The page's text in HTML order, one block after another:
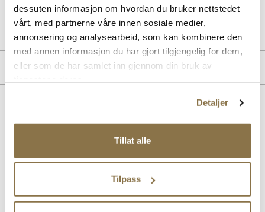
dessuten informasjon om hvordan du bruker nettstedet
vårt, med partnerne våre innen sosiale medier,
annonsering og analysearbeid, som kan kombinere den
med annen informasjon du har gjort tilgjengelig for dem,
eller som de har samlet inn gjennom din bruk av
Detaljer
Tillat alle
Tilpass
Lev. art. nr6002
Merke